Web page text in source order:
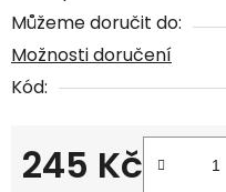
Můžeme doručit do:
Možnosti doručení
Kód:
245 Kč